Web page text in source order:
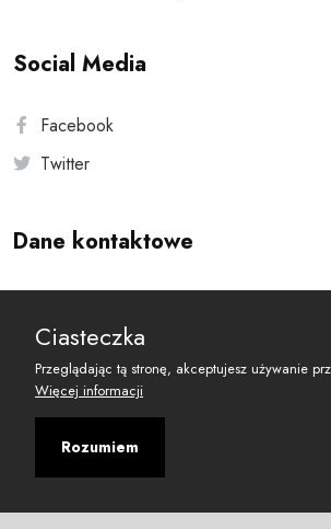
Social Media
Facebook
Twitter
Dane kontaktowe
reset@resetobywatelski.pl
Ciasteczka
Przeglądając tą stronę, akceptujesz używanie
Więcej informacji
Rozumiem